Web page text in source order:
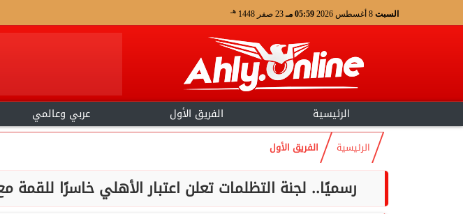
السبت 05:59 مـ 23 صفر 1448 هـ
الرئيسية الفريق الأول عربي وعالمي
الرئيسية الفريق الأول
رسميًا.. لجنة التظلمات تعلن اعتبار الأهلي خاسرًا